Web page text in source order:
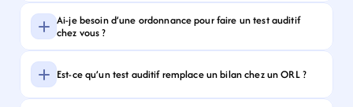
Ai-je besoin d’une ordonnance pour faire un test auditif
chez vous ?
Est-ce qu’un test auditif remplace un bilan chez un ORL ?